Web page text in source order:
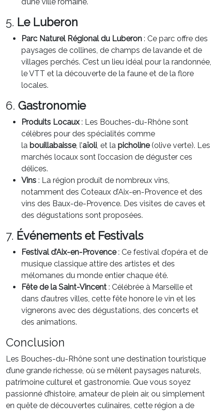
d’une ville romaine.
5. Le Luberon
Parc Naturel Régional du Luberon : Ce parc offre des
paysages de collines, de champs de lavande et de
villages perchés. C’est un lieu idéal pour la randonnée,
le VTT et la découverte de la faune et de la flore
locales.
6. Gastronomie
Produits Locaux: Les Bouches-du-Rhône sont
célèbres pour des spécialités comme
la bouillabaisse, l’aïoli, et la picholine(olive verte). Les
marchés locaux sont l’occasion de déguster ces
délices.
Vins : La région produit de nombreux vins,
notamment des Coteaux d’Aix-en-Provence et des
vins des Baux-de-Provence. Des visites de caves et
des dégustations sont proposées.
7. Événements et Festivals
Festival d’Aix-en-Provence: Ce festival d’opéra et de
musique classique attire des artistes et des
mélomanes du monde entier chaque été.
Fête de la Saint-Vincent : Célébrée à Marseille et
dans d’autres villes, cette fête honore le vin et les
vignerons avec des dégustations, des concerts et
des animations.
Conclusion
Les Bouches-du-Rhône sont une destination touristique
d’une grande richesse, où se mêlent paysages naturels,
patrimoine culturel et gastronomie. Que vous soyez
passionné d’histoire, amateur de plein air, ou simplement
en quête de découvertes culinaires, cette région a de